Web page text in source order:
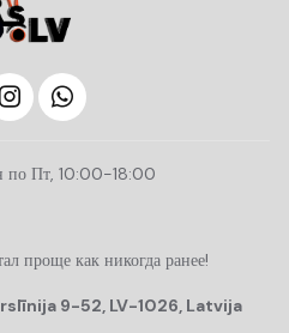
по Пт, 10:00-18:00
проще как никогда ранее!
9-52, LV-1026, Latvija